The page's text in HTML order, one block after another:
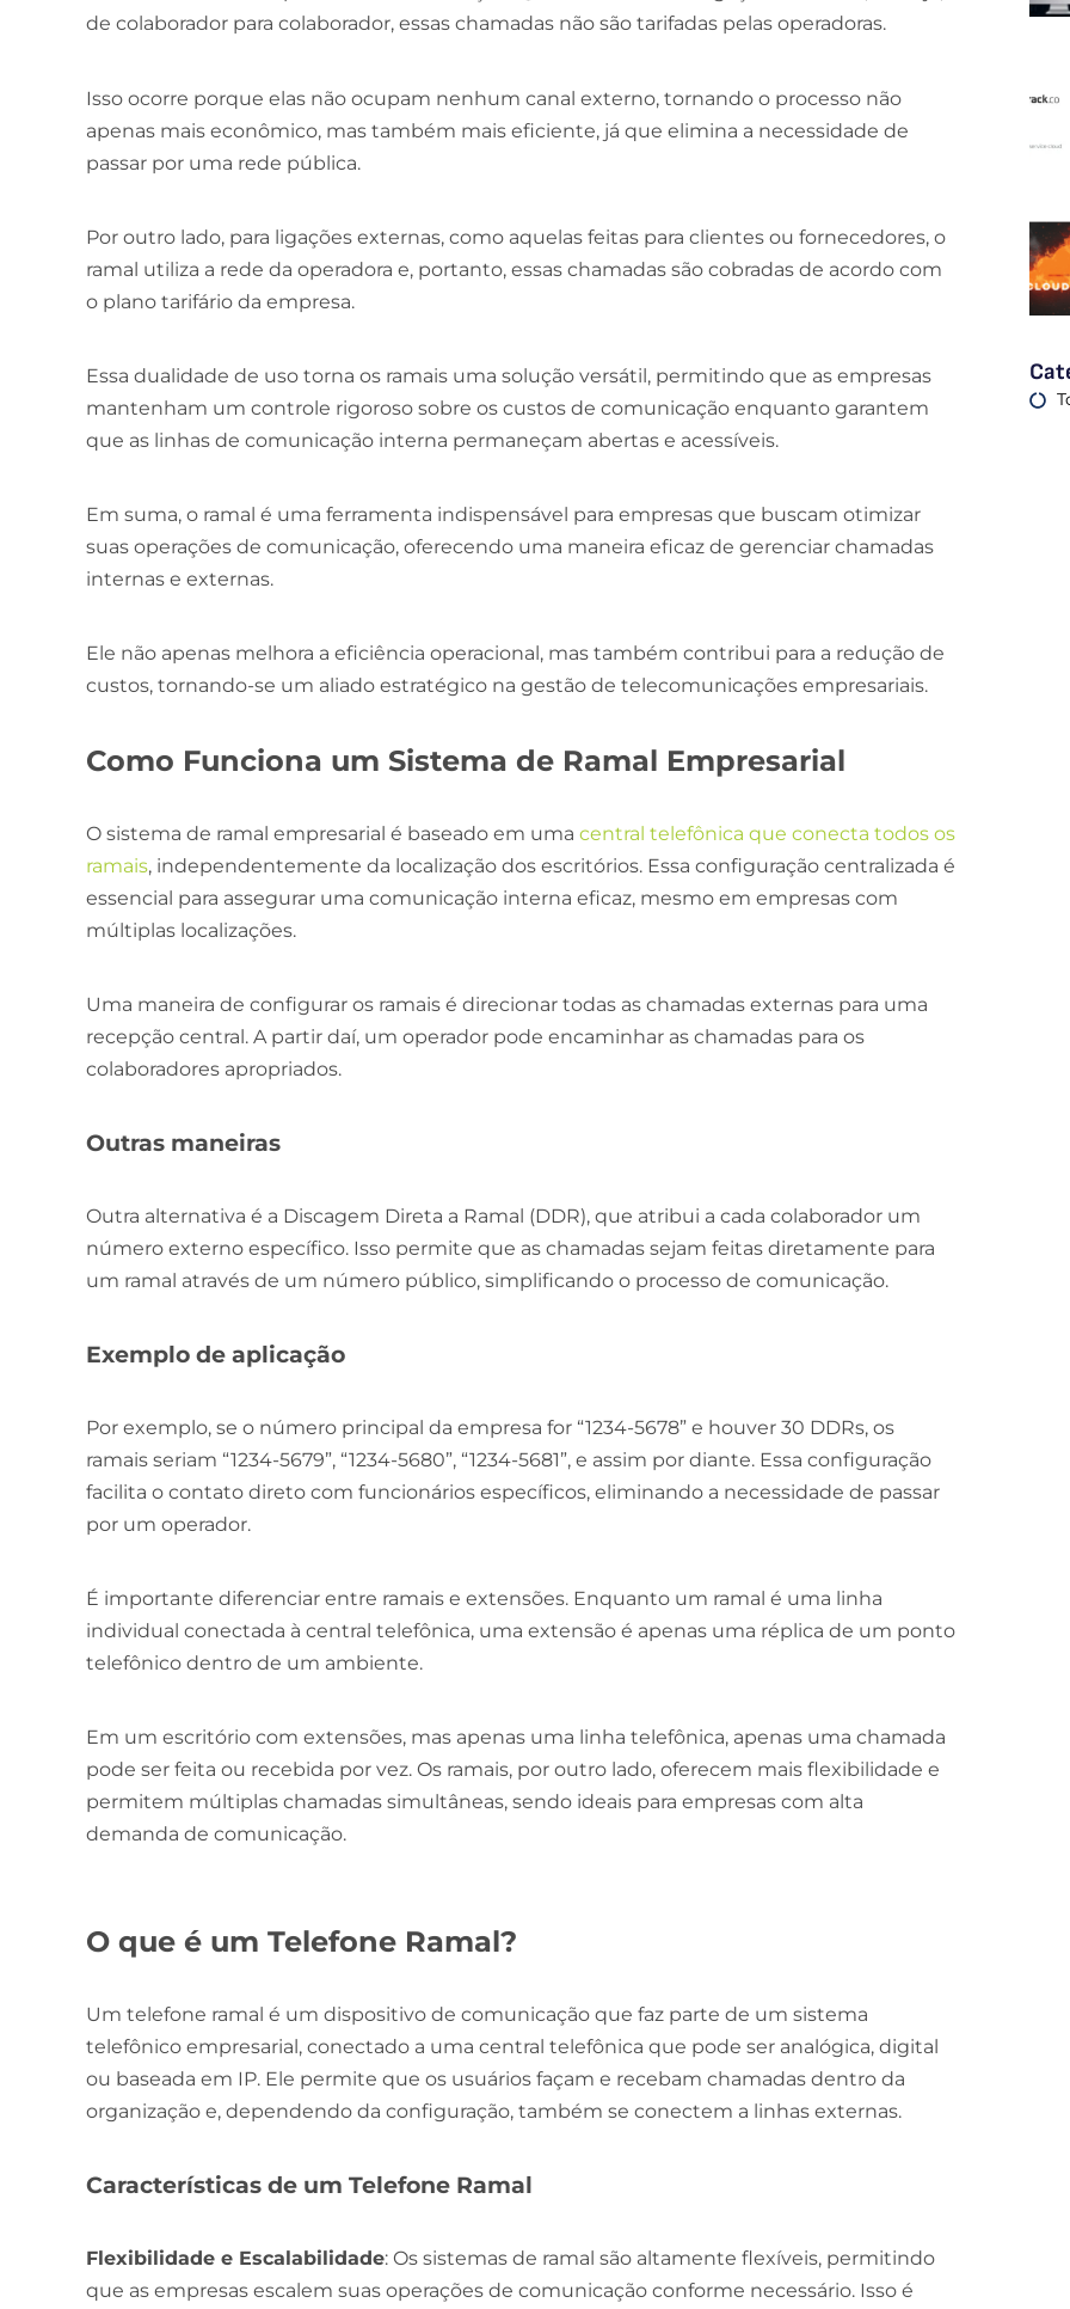
de colaborador para colaborador, essas chamadas não são tarifadas pelas operadoras.
Isso ocorre porque elas não ocupam nenhum canal externo, tornando o processo não
apenas mais econômico, mas também mais eficiente, já que elimina a necessidade de
passar por uma rede pública.
Por outro lado, para ligações externas, como aquelas feitas para clientes ou fornecedores, o
ramal utiliza a rede da operadora e, portanto, essas chamadas são cobradas de acordo com
o plano tarifário da empresa.
Essa dualidade de uso torna os ramais uma solução versátil, permitindo que as empresas
mantenham um controle rigoroso sobre os custos de comunicação enquanto garantem
que as linhas de comunicação interna permaneçam abertas e acessíveis.
Em suma, o ramal é uma ferramenta indispensável para empresas que buscam otimizar
suas operações de comunicação, oferecendo uma maneira eficaz de gerenciar chamadas
internas e externas.
Ele não apenas melhora a eficiência operacional, mas também contribui para a redução de
custos, tornando-se um aliado estratégico na gestão de telecomunicações empresariais.
Como Funciona um Sistema de Ramal Empresarial
O sistema de ramal empresarial é baseado em uma central telefônica que conecta todos os
ramais, independentemente da localização dos escritórios. Essa configuração centralizada é
essencial para assegurar uma comunicação interna eficaz, mesmo em empresas com
múltiplas localizações.
Uma maneira de configurar os ramais é direcionar todas as chamadas externas para uma
recepção central. A partir daí, um operador pode encaminhar as chamadas para os
colaboradores apropriados.
Outras maneiras
Outra alternativa é a Discagem Direta a Ramal (DDR), que atribui a cada colaborador um
número externo específico. Isso permite que as chamadas sejam feitas diretamente para
um ramal através de um número público, simplificando o processo de comunicação.
Exemplo de aplicação
Por exemplo, se o número principal da empresa for “1234-5678” e houver 30 DDRs, os
ramais seriam “1234-5679”, “1234-5680”, “1234-5681”, e assim por diante. Essa configuração
facilita o contato direto com funcionários específicos, eliminando a necessidade de passar
por um operador.
É importante diferenciar entre ramais e extensões. Enquanto um ramal é uma linha
individual conectada à central telefônica, uma extensão é apenas uma réplica de um ponto
telefônico dentro de um ambiente.
Em um escritório com extensões, mas apenas uma linha telefônica, apenas uma chamada
pode ser feita ou recebida por vez. Os ramais, por outro lado, oferecem mais flexibilidade e
permitem múltiplas chamadas simultâneas, sendo ideais para empresas com alta
demanda de comunicação.
O que é um Telefone Ramal?
Um telefone ramal é um dispositivo de comunicação que faz parte de um sistema
telefônico empresarial, conectado a uma central telefônica que pode ser analógica, digital
ou baseada em IP. Ele permite que os usuários façam e recebam chamadas dentro da
organização e, dependendo da configuração, também se conectem a linhas externas.
Características de um Telefone Ramal
Flexibilidade e Escalabilidade: Os sistemas de ramal são altamente flexíveis, permitindo
que as empresas escalem suas operações de comunicação conforme necessário. Isso é